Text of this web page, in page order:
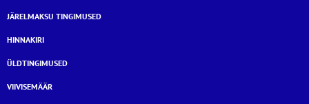
JÄRELMAKSU TINGIMUSED
HINNAKIRI
ÜLDTINGIMUSED
VIIVISEMÄÄR